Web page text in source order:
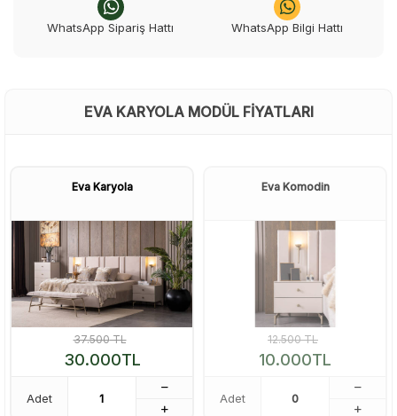
WhatsApp Sipariş Hattı WhatsApp Bilgi Hattı
EVA KARYOLA MODÜL FIYATLARI
Eva Karyola
37.500TL
30.000TL
Adet
Eva Komodin
12.500TL
10.000TL
Adet